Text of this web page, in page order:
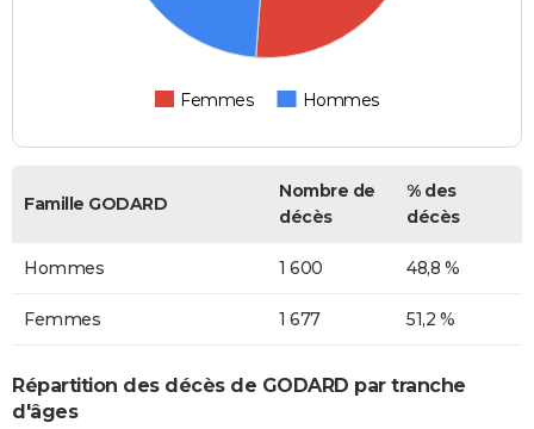
Femmes Hommes
Famille GODARD
Nombre de
décès
% des
décès
Hommes 1 600 48,8 %
Femmes 1 677 51,2 %
Répartition des décès de GODARD par tranche
d'âges